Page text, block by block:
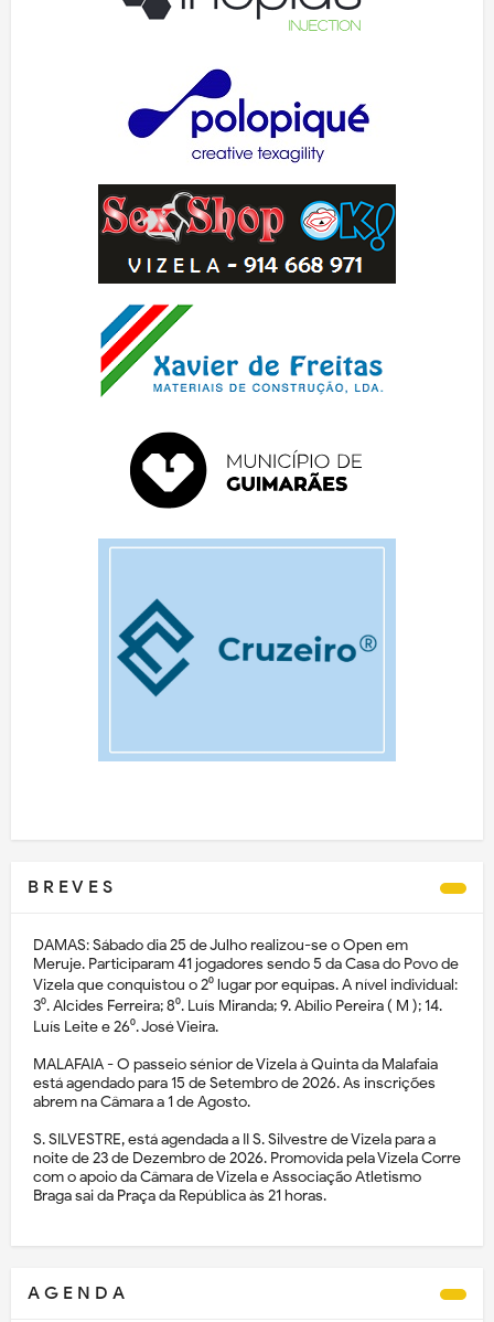
B R E V E S
DAMAS: Sábado dia 25 de Julho realizou-se o Open em
Meruje. Participaram 41 jogadores sendo 5 da Casa do Povo de
Vizela que conquistou o 2⁰ lugar por equipas. A nível individual:
3⁰. Alcides Ferreira; 8⁰. Luís Miranda; 9. Abílio Pereira ( M ); 14.
Luís Leite e 26⁰. José Vieira.
MALAFAIA - O passeio sénior de Vizela à Quinta da Malafaia
está agendado para 15 de Setembro de 2026. As inscrições
abrem na Câmara a 1 de Agosto.
S. SILVESTRE, está agendada a II S. Silvestre de Vizela para a
noite de 23 de Dezembro de 2026. Promovida pela Vizela Corre
com o apoio da Câmara de Vizela e Associação Atletismo
Braga sai da Praça da República às 21 horas.
A G E N D A